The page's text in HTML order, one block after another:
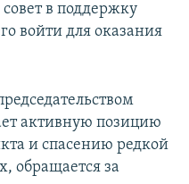
совет в поддержку
войти для оказания
активную позицию
и спасению редкой
обращается за